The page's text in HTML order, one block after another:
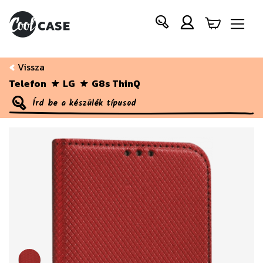
Vissza
Telefon
LG G8s ThinQ